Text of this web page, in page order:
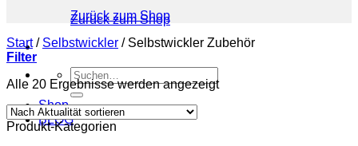
Zurück zum Shop
Suchen
nach:
Shop
BLOG
Zurück zum Shop
Start / Selbstwickler /Selbstwickler Zubehör
Filter
Alle 20 Ergebnisse werden angezeigtNach
Produkt-Kategorien